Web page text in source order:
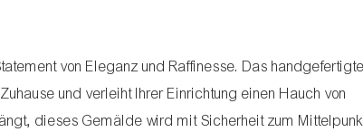
von Eleganz und Raffinesse. Das handgefertigte
und verleiht Ihrer Einrichtung einen Hauch von
dieses Gemälde wird mit Sicherheit zum